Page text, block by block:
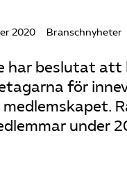
2020 Branschnyheter
har beslutat
för
under